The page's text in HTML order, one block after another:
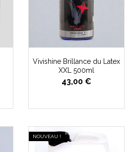
Vivishine Brillance du Latex
XXL 500ml
43,00 €
NOUVEAU !